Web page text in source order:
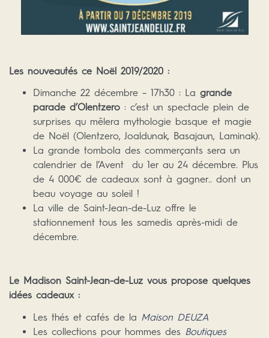
Les nouveautés ce Noël 2019/2020 :
Dimanche 22 décembre – 17h30 : La grande
parade d’Olentzero : c’est un spectacle plein de
surprises qu mêlera mythologie basque et magie
de Noël (Olentzero, Joaldunak, Basajaun, Laminak).
La grande tombola des commerçants sera un
calendrier de l’Avent du 1er au 24 décembre. Plus
de 4 000€ de cadeaux sont à gagner.. dont un
beau voyage au soleil !
La ville de Saint-Jean-de-Luz offre le
stationnement tous les samedis après-midi de
décembre.
Le Madison Saint-Jean-de-Luz vous propose quelques
idées cadeaux :
Les thés et cafés de la Maison DEUZA
Les collections pour hommes des Boutiques